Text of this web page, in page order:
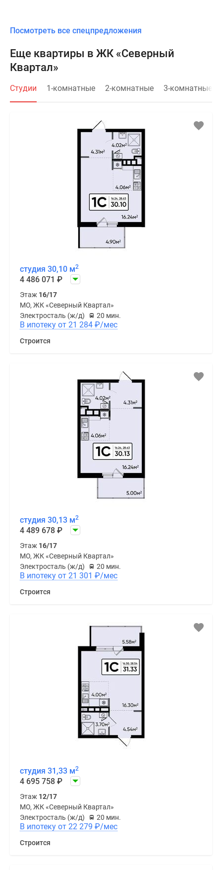
Посмотреть все спецпредложения
Еще квартиры в ЖК «Северный
Квартал»
Студии 1-комнатные 2-комнатные 3-комнатные
студия 30,10 м2
4 486 071 ₽
Этаж 16/17
МО, ЖК «Северный Квартал»
Электросталь (ж/д)
20 мин.
В ипотеку от 21 284 ₽/мес
Строится
студия 30,13 м2
4 489 678 ₽
Этаж 16/17
МО, ЖК «Северный Квартал»
Электросталь (ж/д)
20 мин.
В ипотеку от 21 301 ₽/мес
Строится
студия 31,33 м2
4 695 758 ₽
Этаж 12/17
МО, ЖК «Северный Квартал»
Электросталь (ж/д)
20 мин.
В ипотеку от 22 279 ₽/мес
Строится